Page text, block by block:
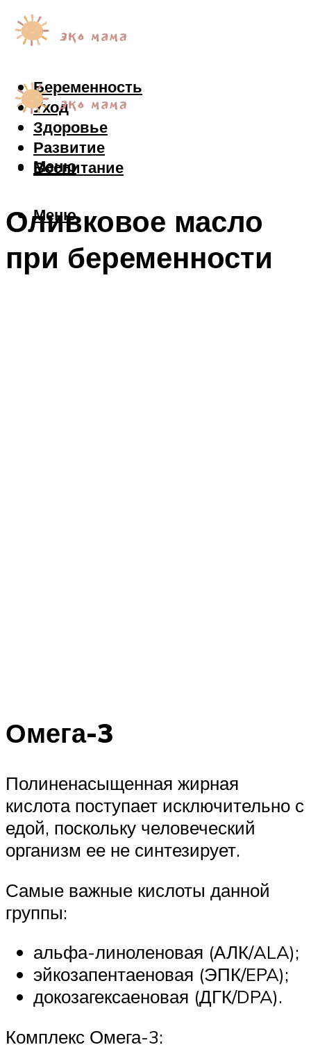
Беременность
Уход
Здоровье
Развитие
Воспитание
Меню
Меню
Оливковое масло
при беременности
Омега-3
Полиненасыщенная жирная
кислота поступает исключительно с
едой, поскольку человеческий
организм ее не синтезирует.
Самые важные кислоты данной
группы:
альфа-линоленовая (АЛК/ALA);
эйкозапентаеновая (ЭПК/EPA);
докозагексаеновая (ДГК/DPA).
Комплекс Омега-3: